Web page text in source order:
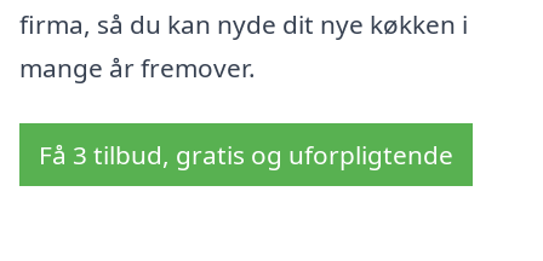
firma, så du kan nyde dit nye køkken i
mange år fremover.
Få 3 tilbud, gratis og uforpligtende